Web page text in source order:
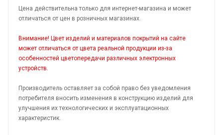
Цена действительна только для интернет-магазина и может
отличаться от цен в розничных магазинах.
Внимание! Цвет изделий и материалов покрытий на сайте
может отличаться от цвета реальной продукции из-за
особенностей цветопередачи различных электронных
устройств.
Производитель оставляет за собой право без уведомления
потребителя вносить изменения в конструкцию изделий для
улучшения их технологических и эксплуатационных
характеристик.